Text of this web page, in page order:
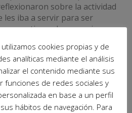
sobre la actividad
les iba a servir para ser
asertivas y hacer mejor su
cookies propias y de
analíticas mediante el análisis
el contenido mediante sus
funciones de redes sociales y
en base a un perfil
hábitos de navegación. Para